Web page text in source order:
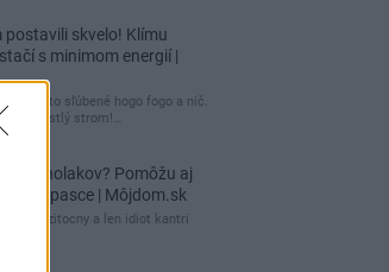
postavili skvelo! Klímu
s minimom energií |
som to sľúbené hogo fogo a nič.
vzrastlý strom!…
ucholakov? Pomôžu aj
pasce | Môjdom.sk
je uzitocny a len idiot kantri